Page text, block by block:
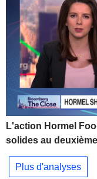
L'action Hormel
solides au
Plus d'analyses